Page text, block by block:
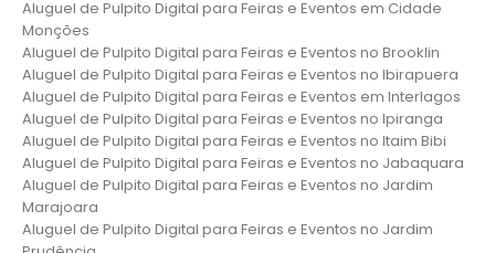
Aluguel de Pulpito Digital para Feiras e Eventos em Cidade
Monções
Aluguel de Pulpito Digital para Feiras e Eventos no Brooklin
Aluguel de Pulpito Digital para Feiras e Eventos no Ibirapuera
Aluguel de Pulpito Digital para Feiras e Eventos em Interlagos
Aluguel de Pulpito Digital para Feiras e Eventos no Ipiranga
Aluguel de Pulpito Digital para Feiras e Eventos no Itaim Bibi
Aluguel de Pulpito Digital para Feiras e Eventos no Jabaquara
Aluguel de Pulpito Digital para Feiras e Eventos no Jardim
Marajoara
Aluguel de Pulpito Digital para Feiras e Eventos no Jardim